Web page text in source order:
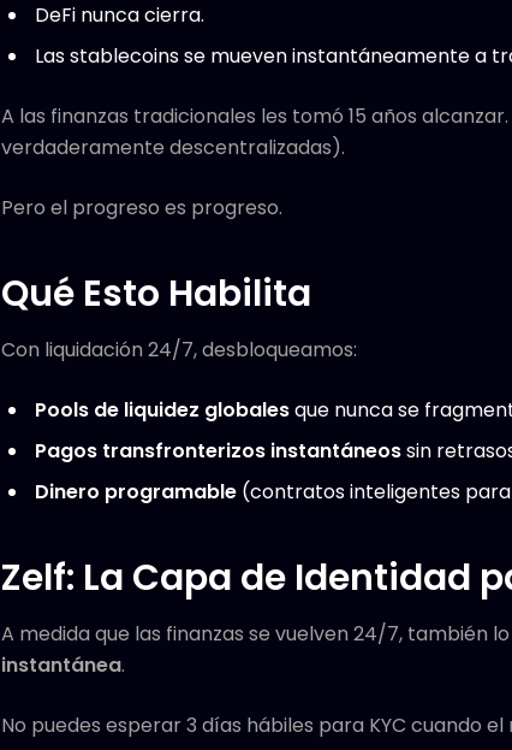
DeFi nunca cierra.
Las stablecoins se mueven instantáneamente a
A las finanzas tradicionales les tomó 15 años
verdaderamente descentralizadas).
Pero el progreso es progreso.
Qué Esto Habilita
Con liquidación 24/7, desbloqueamos:
Pools de liquidez globalesque nunca se
Pagos transfronterizos instantáneossin
Dinero programable (contratos inteligentes
Zelf: La Capa de Identidad
A medida que las finanzas se vuelven 24/7, también
instantánea.
No puedes esperar 3 días hábiles para KYC cuando